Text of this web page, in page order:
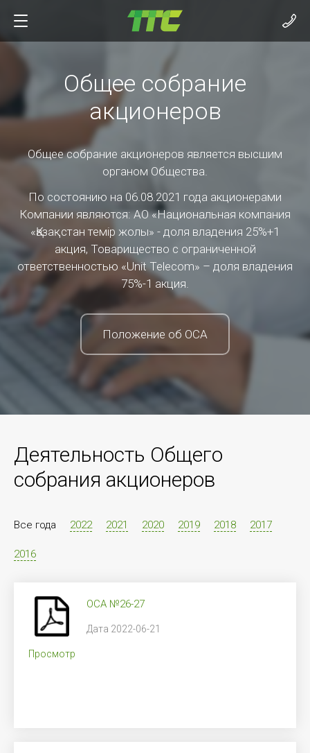
Общее собрание
акционеров
Общее собрание акционеров является высшим
органом Общества.
По состоянию на 06.08.2021 года акционерами
Компании являются: АО «Национальная компания
«Қазақстан темір жолы» - доля владения 25%+1
акция, Товарищество с ограниченной
ответственностью «Unit Telecom» – доля владения
75%-1 акция.
Положение об ОСА
Деятельность Общего
собрания акционеров
Все года 2022 2021 2020 2019 2018 2017
2016
Просмотр
ОСА №26-27
Дата 2022-06-21